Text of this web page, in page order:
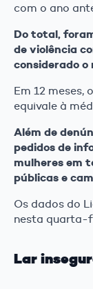
com o ano
Do total,
de violência
considerado o
Em 12 meses,
equivale à
Além de
pedidos de
mulheres em
públicas e
Os dados do
nesta quarta-
Lar